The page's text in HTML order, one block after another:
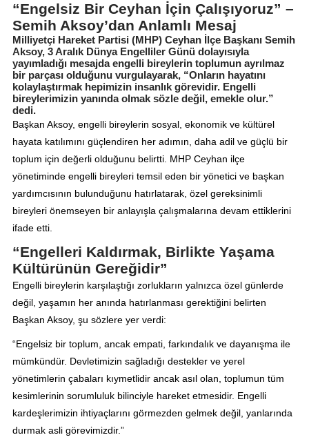
“Engelsiz Bir Ceyhan İçin Çalışıyoruz” –
Semih Aksoy’dan Anlamlı Mesaj
Milliyetçi Hareket Partisi (MHP) Ceyhan İlçe Başkanı Semih
Aksoy, 3 Aralık Dünya Engelliler Günü dolayısıyla
yayımladığı mesajda engelli bireylerin toplumun ayrılmaz
bir parçası olduğunu vurgulayarak, “Onların hayatını
kolaylaştırmak hepimizin insanlık görevidir. Engelli
bireylerimizin yanında olmak sözle değil, emekle olur.”
dedi.
Başkan Aksoy, engelli bireylerin sosyal, ekonomik ve kültürel
hayata katılımını güçlendiren her adımın, daha adil ve güçlü bir
toplum için değerli olduğunu belirtti. MHP Ceyhan ilçe
yönetiminde engelli bireyleri temsil eden bir yönetici ve başkan
yardımcısının bulunduğunu hatırlatarak, özel gereksinimli
bireyleri önemseyen bir anlayışla çalışmalarına devam ettiklerini
ifade etti.
“Engelleri Kaldırmak, Birlikte Yaşama
Kültürünün Gereğidir”
Engelli bireylerin karşılaştığı zorlukların yalnızca özel günlerde
değil, yaşamın her anında hatırlanması gerektiğini belirten
Başkan Aksoy, şu sözlere yer verdi:
“Engelsiz bir toplum, ancak empati, farkındalık ve dayanışma ile
mümkündür. Devletimizin sağladığı destekler ve yerel
yönetimlerin çabaları kıymetlidir ancak asıl olan, toplumun tüm
kesimlerinin sorumluluk bilinciyle hareket etmesidir. Engelli
kardeşlerimizin ihtiyaçlarını görmezden gelmek değil, yanlarında
durmak asli görevimizdir.”